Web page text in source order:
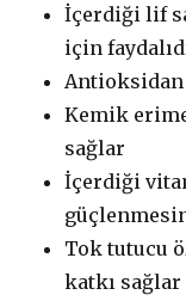
İçerdiği lif
için
Antioksidan
Kemik
sağlar
İçerdiği
Tok tutucu
katkı sağlar